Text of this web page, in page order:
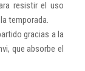
resistir el uso
temporada.
gracias a la
que absorbe el